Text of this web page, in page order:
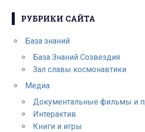
РУБРИКИ САЙТА
База знаний
База Знаний Созвездия
Зал славы космонавтики
Медиа
Документальные фильмы и
Интерактив
Книги и игры